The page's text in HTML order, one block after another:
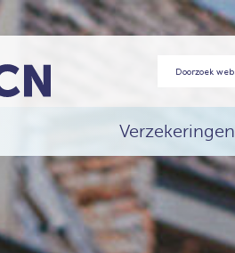
Verzekeringen